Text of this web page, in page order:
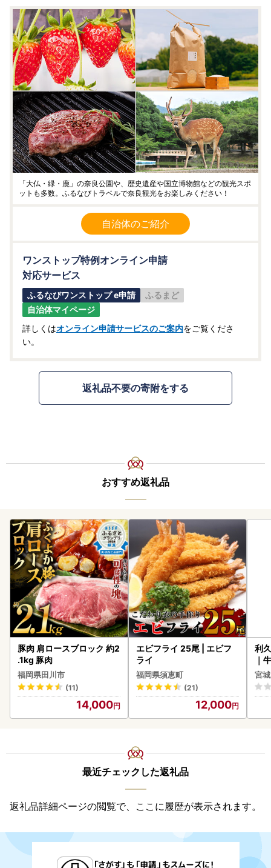
「大仏・緑・鹿」の奈良公園や、歴史遺産や国立博物館などの観光スポ
ットも多数。ふるなびトラベルで奈良観光をお楽しみください！
自治体のご紹介
ワンストップ特例オンライン申請
対応サービス
ふるなびワンストップ e申請
ふるまど
自治体マイページ
詳しくはオンライン申請サービスのご案内をご覧くださ
い。
返礼品不要の寄附をする
おすすめ返礼品
豚肉 肩ロースブロック 約2
.1kg 豚肉
福岡県田川市
(11)
14,000
エビフライ 25尾 | エビフ
ライ
福岡県須恵町
(21)
12,000
利
｜
宮
最近チェックした返礼品
返礼品詳細ページの閲覧で、ここに履歴が表示されます。